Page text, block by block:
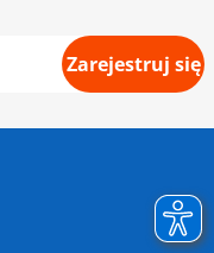
Zarejestruj się